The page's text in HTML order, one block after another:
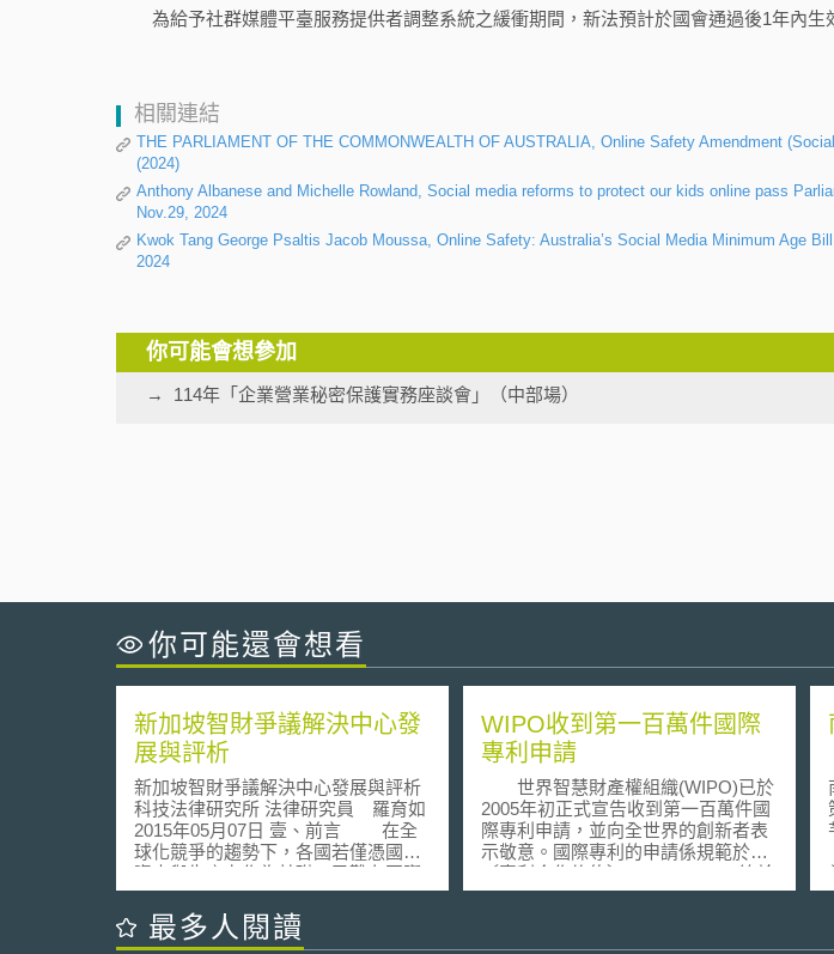
為給予社群媒體平臺服務提供者調整系統之緩衝期間，新法預計於國會通過後1年內生
相關連結
THE PARLIAMENT OF THE COMMONWEALTH OF AUSTRALIA, Online Safety Amendment
(2024)
Anthony Albanese and Michelle Rowland, Social media reforms to protect our kids online pass
Nov.29, 2024
Kwok Tang George Psaltis Jacob Moussa, Online Safety: Australia’s Social Media Minimum Age
2024
你可能會想參加
114年「企業營業秘密保護實務座談會」（中部場）
你可能還會想看
新加坡智財爭議解決中心發
展與評析
新加坡智財爭議解決中心發展與評析
科技法律研究所 法律研究員 羅育如
2015年05月07日 壹、前言 在全
球化競爭的趨勢下，各國若僅憑國家
資本與生產力作為基礎，已難在國際
上殺出重圍、嶄露頭角。由此可知，
「創意」與「創新」是激化國家競爭
力之泉源，而「智慧財產權」則是此
WIPO收到第一百萬件國際
專利申請
世界智慧財產權組織(WIPO)已於
2005年初正式宣告收到第一百萬件國
際專利申請，並向全世界的創新者表
示敬意。國際專利的申請係規範於
〔專利合作條約〕(PCT)，WIPO總幹
事卡米爾‧伊德里斯博士對PCT創建
最多人閱讀